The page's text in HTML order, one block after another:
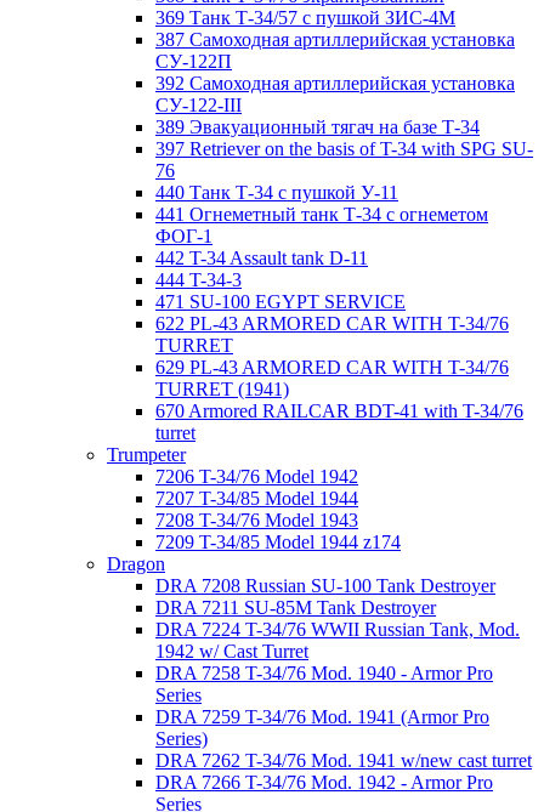
369 Танк Т-34/57 с пушкой ЗИС-4М
387 Самоходная артиллерийская установка
СУ-122П
392 Самоходная артиллерийская установка
СУ-122-III
389 Эвакуационный тягач на базе Т-34
397 Retriever on the basis of T-34 with SPG SU-
76
440 Танк Т-34 с пушкой У-11
441 Огнеметный танк Т-34 с огнеметом
ФОГ-1
442 T-34 Assault tank D-11
444 T-34-3
471 SU-100 EGYPT SERVICE
622 PL-43 ARMORED CAR WITH T-34/76
TURRET
629 PL-43 ARMORED CAR WITH T-34/76
TURRET (1941)
670 Armored RAILCAR BDT-41 with T-34/76
turret
Trumpeter
7206 T-34/76 Model 1942
7207 T-34/85 Model 1944
7208 T-34/76 Model 1943
7209 T-34/85 Model 1944 z174
Dragon
DRA 7208 Russian SU-100 Tank Destroyer
DRA 7211 SU-85M Tank Destroyer
DRA 7224 T-34/76 WWII Russian Tank, Mod.
1942 w/ Cast Turret
DRA 7258 T-34/76 Mod. 1940 - Armor Pro
Series
DRA 7259 T-34/76 Mod. 1941 (Armor Pro
Series)
DRA 7262 T-34/76 Mod. 1941 w/new cast turret
DRA 7266 T-34/76 Mod. 1942 - Armor Pro
Series